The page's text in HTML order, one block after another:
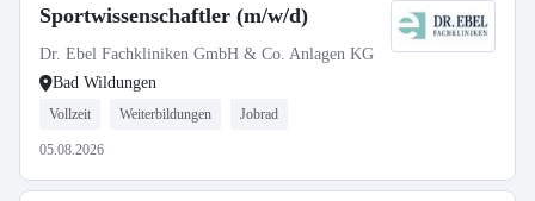
Sportwissenschaftler (m/w/d)
Dr. Ebel Fachkliniken GmbH & Co. Anlagen KG
Bad Wildungen
Vollzeit Weiterbildungen Jobrad
05.08.2026